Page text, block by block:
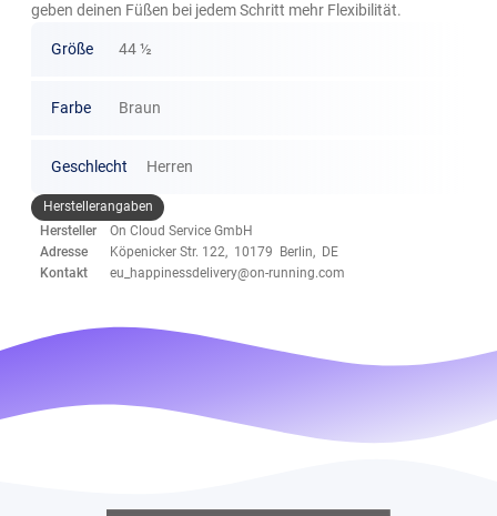
geben deinen Füßen bei jedem Schritt mehr Flexibilität.
Größe 44 ½
Farbe Braun
Geschlecht Herren
Herstellerangaben
Hersteller
On Cloud Service GmbH
Adresse
Köpenicker Str. 122, 10179 Berlin, DE
Kontakt
eu_happinessdelivery@on-running.com